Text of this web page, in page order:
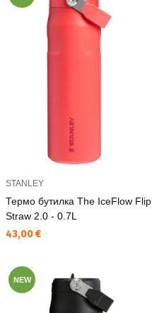
STANLEY
Термо бутилка The IceFlow Flip
Straw 2.0 - 0.7L
Текуща цена:
43,00 €
NEW